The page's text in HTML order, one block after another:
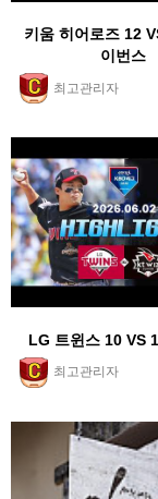
키움 히어로즈 12
이번스
최고관리자
LG 트윈스 10 VS
최고관리자